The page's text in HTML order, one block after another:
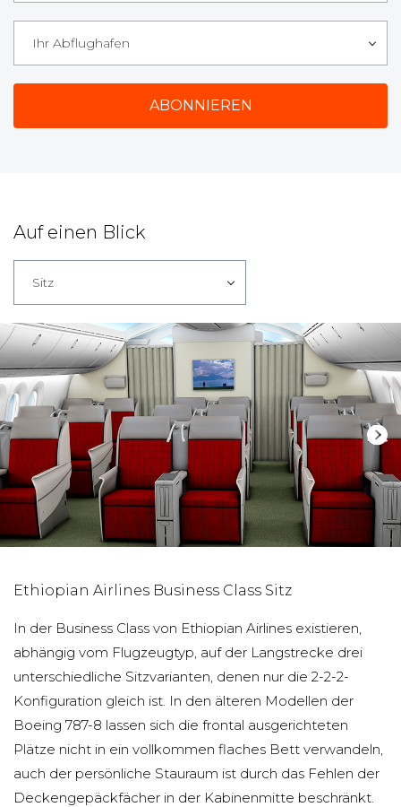
Ihr Abflughafen
Auf einen Blick
Sitz
Ethiopian Airlines Business Class Sitz
In der Business Class von Ethiopian Airlines existieren,
abhängig vom Flugzeugtyp, auf der Langstrecke drei
unterschiedliche Sitzvarianten, denen nur die 2-2-2-
Konfiguration gleich ist. In den älteren Modellen der
Boeing 787-8 lassen sich die frontal ausgerichteten
Plätze nicht in ein vollkommen flaches Bett verwandeln,
auch der persönliche Stauraum ist durch das Fehlen der
Deckengepäckfächer in der Kabinenmitte beschränkt.